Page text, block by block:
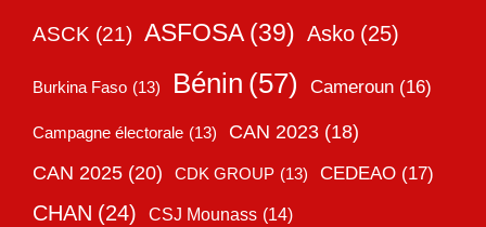
ASCK (21) ASFOSA (39) Asko (25)
Burkina Faso (13) Bénin (57) Cameroun (16)
Campagne électorale (13) CAN 2023 (18)
CAN 2025 (20) CDK GROUP (13) CEDEAO (17)
CHAN (24) CSJ Mounass (14)